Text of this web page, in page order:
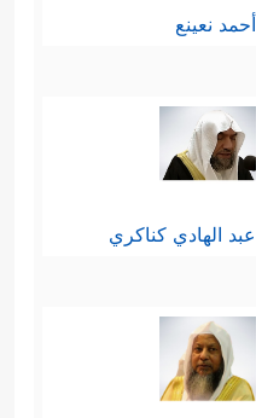
أحمد نعينع
عبد الهادي كناكري